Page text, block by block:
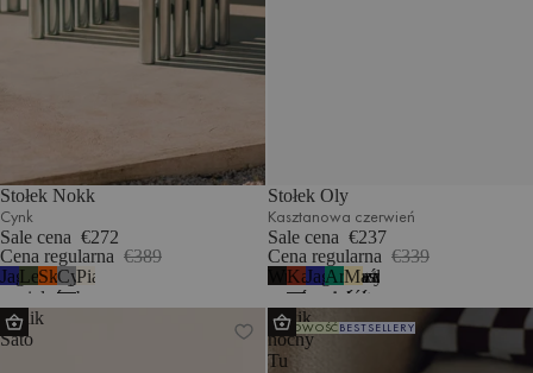
Stołek Nokk
Cynk
Sale cena €272
Cena regularna €389
Jagodowy
mus
Leśna
zieleń
Skórka
pomarańczy
CynkPiaskowy
beż
Stołek Oly
Kasztanowa czerwień
Sale cena €237
Cena regularna €339
Wulkaniczna
czerń
Kasztanowa
czerwień
Jagodowy
mus
Arbuzowa
zieleń
Maślany
żółty
1
Stolik
Sato
Stolik
nocny
Tu
NOWOŚĆBESTSELLERY